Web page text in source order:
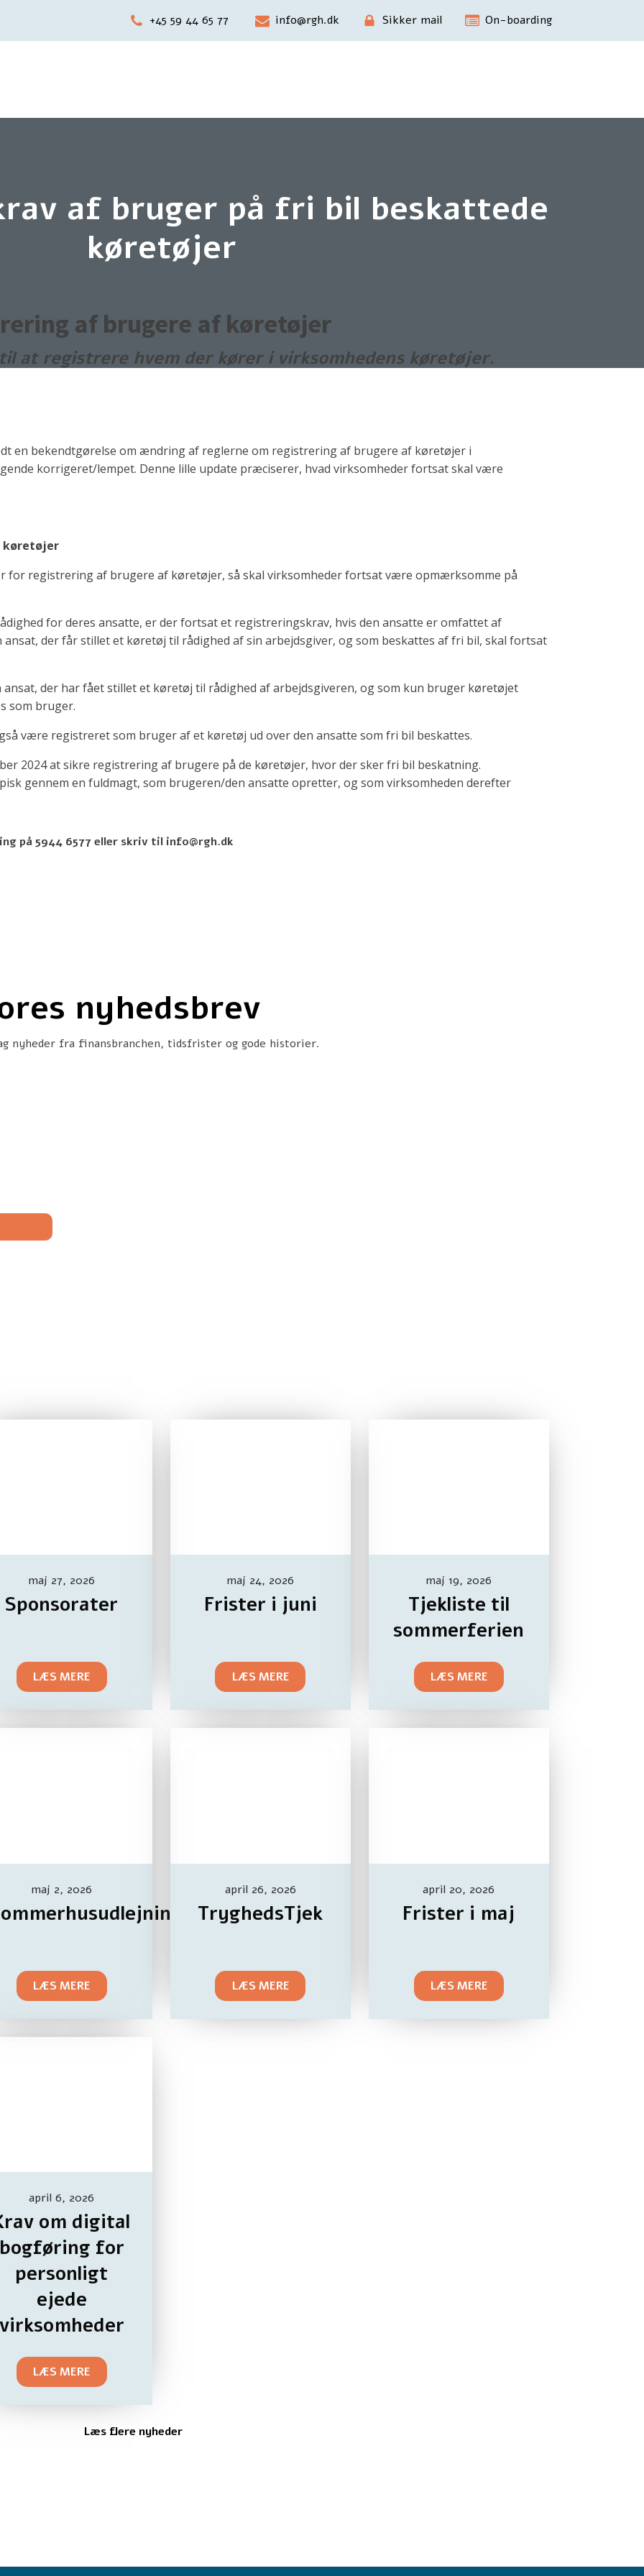
+45 59 44 65 77 info@rgh.dk Sikker mail On-boarding
af bruger på fri bil beskattede
køretøjer
af brugere af køretøjer
at registrere hvem der kører i virksomhedens køretøjer.
en bekendtgørelse om ændring af reglerne om registrering af brugere af køretøjer i
korrigeret/lempet. Denne lille update præciserer, hvad virksomheder fortsat skal være
køretøjer
for registrering af brugere af køretøjer, så skal virksomheder fortsat være opmærksomme på
for deres ansatte, er der fortsat et registreringskrav, hvis den ansatte er omfattet af
der får stillet et køretøj til rådighed af sin arbejdsgiver, og som beskattes af fri bil, skal fortsat
ansat, der har fået stillet et køretøj til rådighed af arbejdsgiveren, og som kun bruger køretøjet
som bruger.
være registreret som bruger af et køretøj ud over den ansatte som fri bil beskattes.
2024 at sikre registrering af brugere på de køretøjer, hvor der sker fri bil beskatning.
gennem en fuldmagt, som brugeren/den ansatte opretter, og som virksomheden derefter
på 5944 6577 eller skriv til info@rgh.dk
nyhedsbrev
nyheder fra finansbranchen, tidsfrister og gode historier.
maj 27, 2026
Sponsorater
LÆS MERE
maj 24, 2026
Frister i juni
LÆS MERE
maj 19, 2026
Tjekliste til
sommerferien
LÆS MERE
maj 2, 2026
LÆS MERE
april 26, 2026
TryghedsTjek
LÆS MERE
april 20, 2026
Frister i maj
LÆS MERE
april 6, 2026
om digital
bogføring for
personligt
ejede
virksomheder
LÆS MERE
Læs flere nyheder